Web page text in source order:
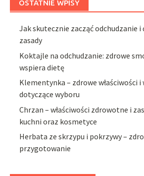
OSTATNIE WPISY
Jak skutecznie zacząć odchudzanie i
zasady
Koktajle na odchudzanie: zdrowe
wspiera dietę
Klementynka – zdrowe właściwości i
dotyczące wyboru
Chrzan – właściwości zdrowotne i
kuchni oraz kosmetyce
Herbata ze skrzypu i pokrzywy –
przygotowanie